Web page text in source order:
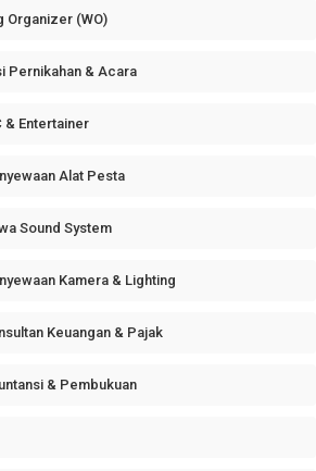
Organizer (WO)
Pernikahan & Acara
& Entertainer
Alat Pesta
Sound System
Kamera & Lighting
Keuangan & Pajak
& Pembukuan